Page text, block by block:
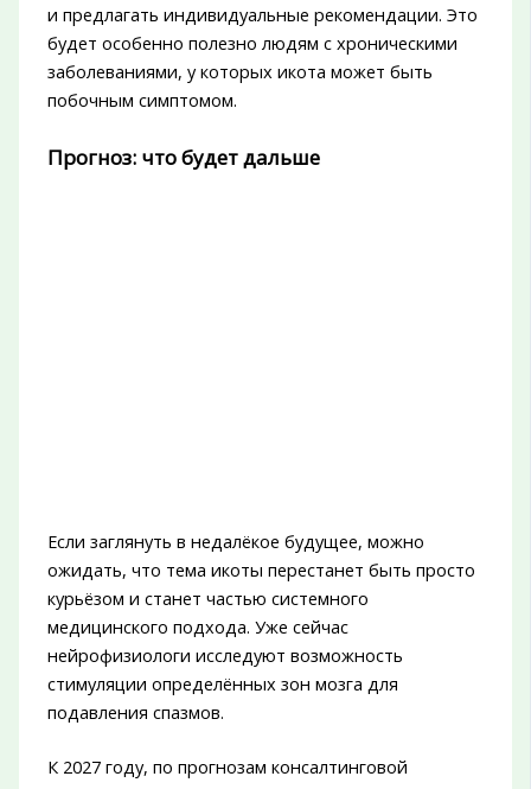
и предлагать индивидуальные рекомендации. Это
будет особенно полезно людям с хроническими
заболеваниями, у которых икота может быть
побочным симптомом.
Прогноз: что будет дальше
Если заглянуть в недалёкое будущее, можно
ожидать, что тема икоты перестанет быть просто
курьёзом и станет частью системного
медицинского подхода. Уже сейчас
нейрофизиологи исследуют возможность
стимуляции определённых зон мозга для
подавления спазмов.
К 2027 году, по прогнозам консалтинговой